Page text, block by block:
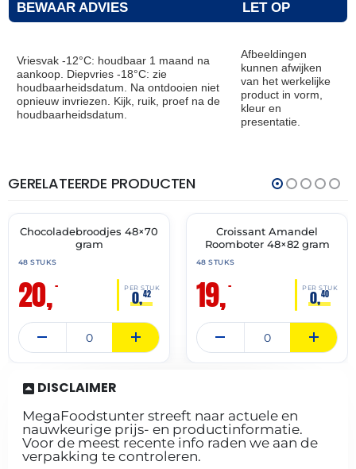
BEWAAR ADVIES LET OP
Vriesvak -12°C: houdbaar 1 maand na
aankoop. Diepvries -18°C: zie
houdbaarheidsdatum. Na ontdooien niet
opnieuw invriezen. Kijk, ruik, proef na de
houdbaarheidsdatum.
Afbeeldingen
kunnen afwijken
van het werkelijke
product in vorm,
kleur en
presentatie.
GERELATEERDE PRODUCTEN
🔥 OP=OP
THT:
31-
Chocoladebroodjes 48×70
gram
48 STUKS
20,– PER STUK
0,42
🔥 OP=OP
Croissant Amandel
Roomboter 48×82 gram
48 STUKS
19,– PER STUK
0,40
DISCLAIMER
MegaFoodstunter streeft naar actuele en
nauwkeurige prijs- en productinformatie.
Voor de meest recente info raden we aan de
verpakking te controleren.